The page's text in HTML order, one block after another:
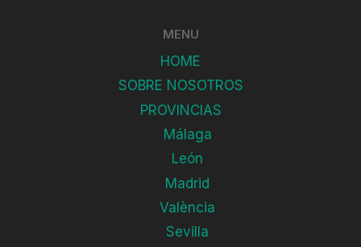
MENU
HOME
SOBRE NOSOTROS
PROVINCIAS
Málaga
León
Madrid
València
Sevilla